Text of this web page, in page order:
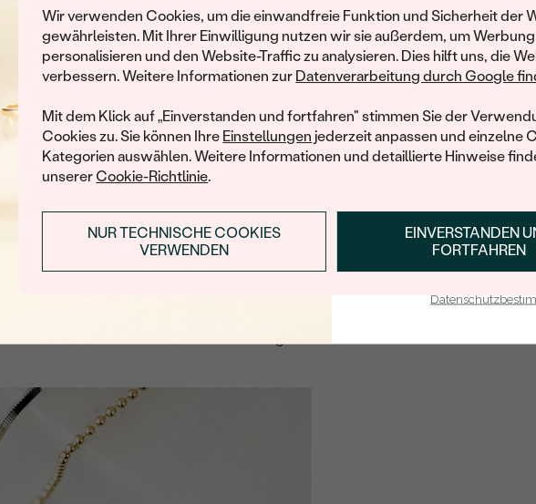
Wir verwenden Cookies, um die einwandfreie Funktion und Sicherheit der
gewährleisten. Mit Ihrer Einwilligung nutzen wir sie außerdem, um Werbung
personalisieren und den Website-Traffic zu analysieren. Dies hilft uns, die
verbessern. Weitere Informationen zur Datenverarbeitung durch Google
Mit dem Klick auf „Einverstanden und fortfahren" stimmen Sie der
Cookies zu. Sie können Ihre Einstellungen jederzeit anpassen und einzelne
Kategorien auswählen. Weitere Informationen und detaillierte Hinweise
unserer Cookie-Richtlinie.
EINVERSTANDEN
FORTFAHREN
NUR TECHNISCHE COOKIES
VERWENDEN
METALL:
ARTEN DER
METALLOBERFLÄCHE:
BREITE:
UNGEFÄHRES GEWICHT:
Leider hat dieses Schmuckstück bereits seinen Besitzer
informiert werden möchten, hinterlassen Sie uns bitte Ihre E-
E-Mail
MIR EINE NACHRICHT SENDEN, WENN
Mit meinem Klicken bestätige ich, dass ich die
Werden Sie Teil
und entdecken Sie die
gefertigten Schmucks
Ihren ersten
ANMELDEN &
E-Mail-Adresse je bei uns in